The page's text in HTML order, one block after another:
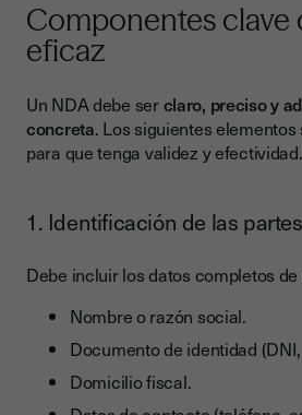
Componentes clave
eficaz
Un NDA debe serclaro, preciso y
concreta. Los siguientes
para que tenga validez y efectividad.
1. Identificación de las partes
Debe incluir los datos completos
Nombre o razón social.
Documento de identidad
Domicilio fiscal.